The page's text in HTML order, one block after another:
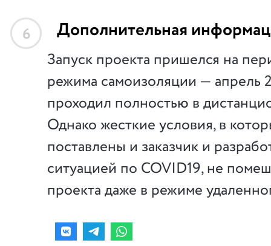
6 Дополнительная
Запуск проекта пришелся на
режима самоизоляции — апрель
проходил полностью в
Однако жесткие условия, в
поставлены и заказчик и
ситуацией по COVID19, не
проекта даже в режиме